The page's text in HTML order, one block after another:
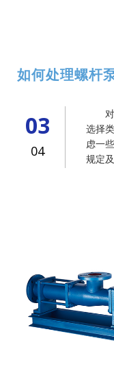
如何处理螺杆
03
04
选择
虑一
规定